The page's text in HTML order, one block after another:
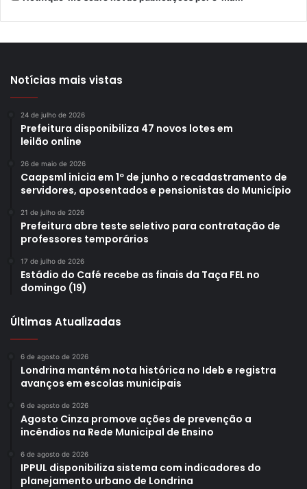
Notícias mais vistas
24 de julho de 2026
Prefeitura disponibiliza 47 novos lotes em
leilão online
26 de maio de 2026
Caapsml inicia em 1º de junho o recadastramento de
servidores, aposentados e pensionistas do Município
21 de julho de 2026
Prefeitura abre teste seletivo para contratação de
professores temporários
17 de julho de 2026
Estádio do Café recebe as finais da Taça FEL no
domingo (19)
Últimas Atualizadas
6 de agosto de 2026
Londrina mantém nota histórica no Ideb e registra
avanços em escolas municipais
6 de agosto de 2026
Agosto Cinza promove ações de prevenção a
incêndios na Rede Municipal de Ensino
6 de agosto de 2026
IPPUL disponibiliza sistema com indicadores do
planejamento urbano de Londrina